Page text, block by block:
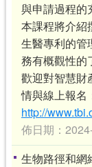
與申請過程的
本課程將介紹
生醫專利的管
務有概觀性的
歡迎對智慧財
情與線上報名
http://
佈日期：
生物路徑和網